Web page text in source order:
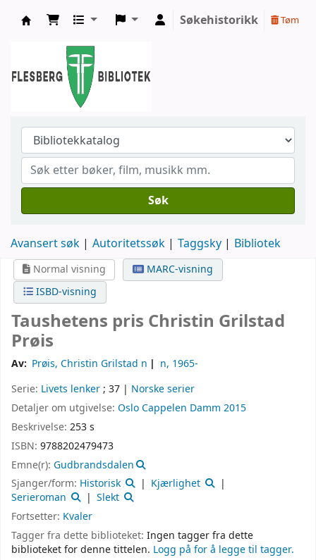
Søkehistorikk Tøm
Søk
Avansert søk Autoritetssøk Taggsky Bibliotek
Normal visning
MARC-visning
ISBD-visning
Taushetens pris Christin Grilstad
Prøis
Av: Prøis, Christin Grilstad n n, 1965-
Serie: Livets lenker; 37 | Norske serier
Detaljer om utgivelse: OsloCappelen Damm 2015
Beskrivelse: 253 s
ISBN: 9788202479473
Emne(r): Gudbrandsdalen
Sjanger/form: Historisk
Kjærlighet
Serieroman
Slekt
Fortsetter: Kvaler
Tagger fra dette biblioteket: Ingen tagger fra dette
biblioteket for denne tittelen. Logg på for å legge til tagger.